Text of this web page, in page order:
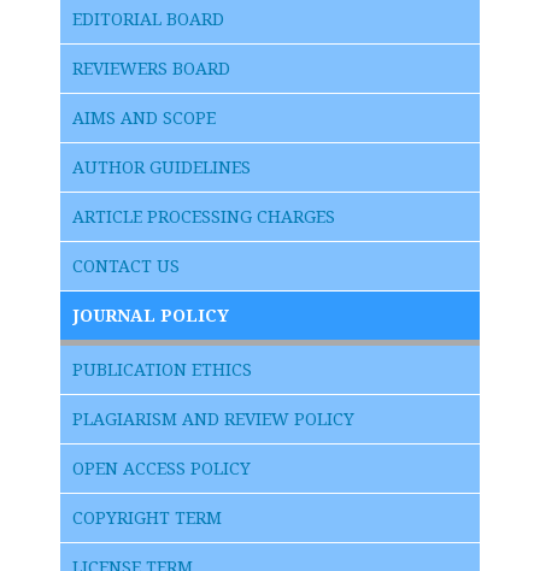
EDITORIAL BOARD
REVIEWERS BOARD
AIMS AND SCOPE
AUTHOR GUIDELINES
ARTICLE PROCESSING CHARGES
CONTACT US
JOURNAL POLICY
PUBLICATION ETHICS
PLAGIARISM AND REVIEW POLICY
OPEN ACCESS POLICY
COPYRIGHT TERM